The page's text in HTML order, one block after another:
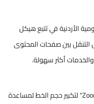
الأردنية في تتبع هيكل
بين صفحات المحتوى
أكثر سهولة.
يدعم الموقع الإلكتروني خيارات المتصفح "Zoom" لتكبير حجم الخط لمساعدة